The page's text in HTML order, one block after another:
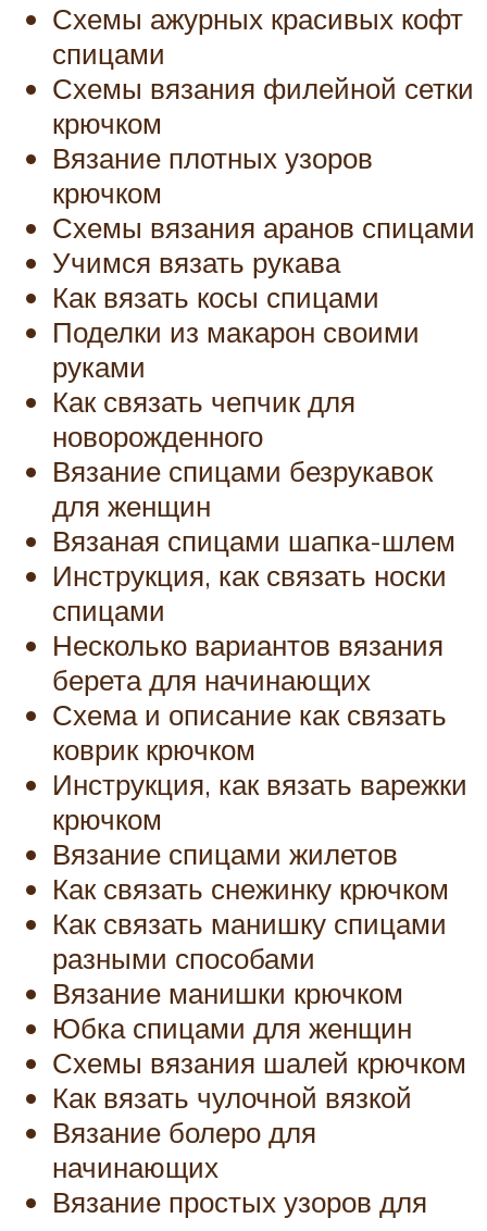
Схемы ажурных красивых кофт
спицами
Схемы вязания филейной сетки
крючком
Вязание плотных узоров
крючком
Схемы вязания аранов спицами
Учимся вязать рукава
Как вязать косы спицами
Поделки из макарон своими
руками
Как связать чепчик для
новорожденного
Вязание спицами безрукавок
для женщин
Вязаная спицами шапка-шлем
Инструкция, как связать носки
спицами
Несколько вариантов вязания
берета для начинающих
Схема и описание как связать
коврик крючком
Инструкция, как вязать варежки
крючком
Вязание спицами жилетов
Как связать снежинку крючком
Как связать манишку спицами
разными способами
Вязание манишки крючком
Юбка спицами для женщин
Схемы вязания шалей крючком
Как вязать чулочной вязкой
Вязание болеро для
начинающих
Вязание простых узоров для